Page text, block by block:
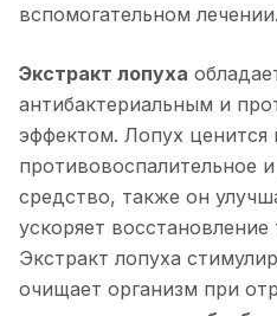
вспомогательном лечении.
Экстракт лопуха
антибактериальным и
эффектом. Лопух ценится
противовоспалительное
средство, также он
ускоряет
Экстракт лопуха
очищает организм при